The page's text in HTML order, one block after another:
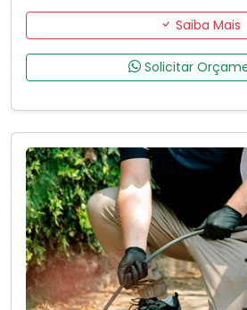
Saiba Mais
Solicitar